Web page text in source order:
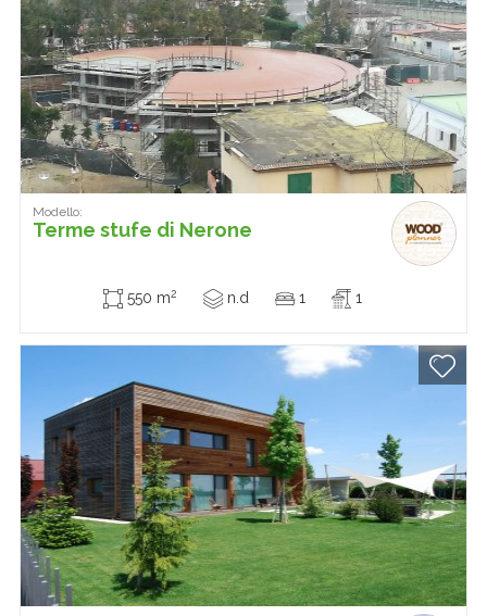
Modello:
Terme stufe di Nerone
550 m2 n.d 1 1